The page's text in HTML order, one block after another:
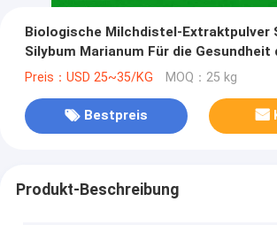
Biologische Milchdistel-Extraktpulver
Silybum Marianum Für die Gesundheit
Preis：USD 25~35/KG MOQ：25 kg
Bestpreis
Produkt-Beschreibung